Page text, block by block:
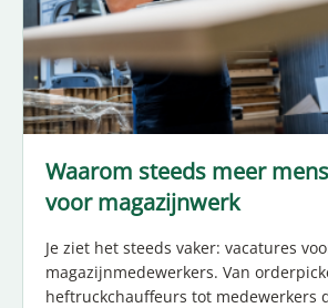
Waarom steeds meer
voor magazijnwerk
Je ziet het steeds vaker: vacatures
magazijnmedewerkers. Van
heftruckchauffeurs tot medewerkers